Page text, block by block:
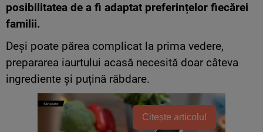
posibilitatea de a fi adaptat preferințelor fiecărei
familii.
Deși poate părea complicat la prima vedere,
prepararea iaurtului acasă necesită doar câteva
ingrediente și puțină răbdare.
Citește articolul